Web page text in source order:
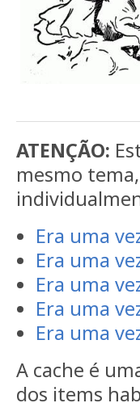
ATENÇÃO:
mesmo
Era uma
Era uma
Era uma
Era uma
Era uma
A cache é
dos items